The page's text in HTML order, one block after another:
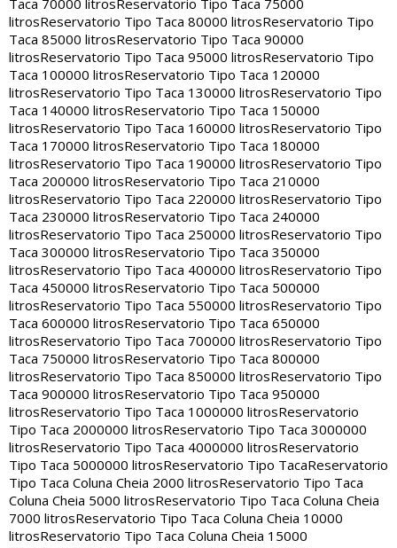
Taca 70000 litros Reservatorio Tipo Taca 75000
litrosReservatorio Tipo Taca 80000 litrosReservatorio Tipo
Taca 85000 litrosReservatorio Tipo Taca 90000
litrosReservatorio Tipo Taca 95000 litrosReservatorio Tipo
Taca 100000 litrosReservatorio Tipo Taca 120000
litrosReservatorio Tipo Taca 130000 litrosReservatorio Tipo
Taca 140000 litrosReservatorio Tipo Taca 150000
litrosReservatorio Tipo Taca 160000 litrosReservatorio Tipo
Taca 170000 litrosReservatorio Tipo Taca 180000
litrosReservatorio Tipo Taca 190000 litrosReservatorio Tipo
Taca 200000 litrosReservatorio Tipo Taca 210000
litrosReservatorio Tipo Taca 220000 litrosReservatorio Tipo
Taca 230000 litrosReservatorio Tipo Taca 240000
litrosReservatorio Tipo Taca 250000 litrosReservatorio Tipo
Taca 300000 litrosReservatorio Tipo Taca 350000
litrosReservatorio Tipo Taca 400000 litrosReservatorio Tipo
Taca 450000 litrosReservatorio Tipo Taca 500000
litrosReservatorio Tipo Taca 550000 litrosReservatorio Tipo
Taca 600000 litrosReservatorio Tipo Taca 650000
litrosReservatorio Tipo Taca 700000 litrosReservatorio Tipo
Taca 750000 litrosReservatorio Tipo Taca 800000
litrosReservatorio Tipo Taca 850000 litrosReservatorio Tipo
Taca 900000 litrosReservatorio Tipo Taca 950000
litrosReservatorio Tipo Taca 1000000 litrosReservatorio
Tipo Taca 2000000 litrosReservatorio Tipo Taca 3000000
litrosReservatorio Tipo Taca 4000000 litrosReservatorio
Tipo Taca 5000000 litrosReservatorio Tipo TacaReservatorio
Tipo Taca Coluna Cheia 2000 litrosReservatorio Tipo Taca
Coluna Cheia 5000 litrosReservatorio Tipo Taca Coluna Cheia
7000 litrosReservatorio Tipo Taca Coluna Cheia 10000
litrosReservatorio Tipo Taca Coluna Cheia 15000